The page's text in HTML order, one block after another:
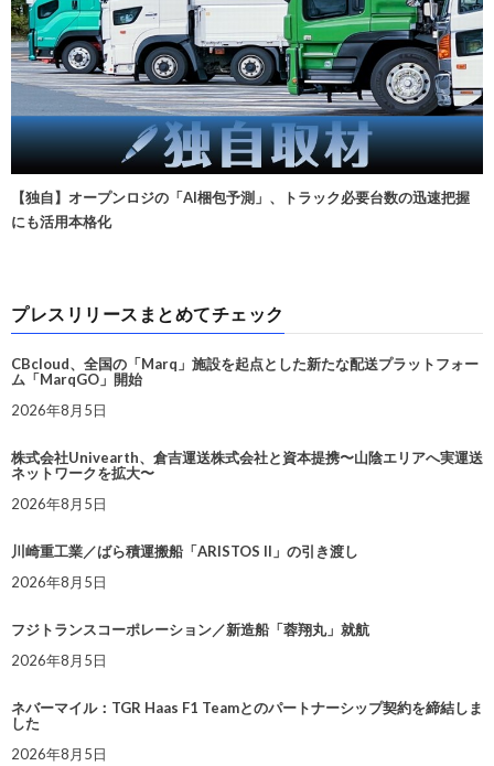
【独自】オープンロジの「AI梱包予測」、トラック必要台数の迅速把握
にも活用本格化
プレスリリースまとめてチェック
CBcloud、全国の「Marq」施設を起点とした新たな配送プラットフォー
ム「MarqGO」開始
2026年8月5日
株式会社Univearth、倉吉運送株式会社と資本提携〜山陰エリアへ実運送
ネットワークを拡大〜
2026年8月5日
川崎重工業／ばら積運搬船「ARISTOS II」の引き渡し
2026年8月5日
フジトランスコーポレーション／新造船「蓉翔丸」就航
2026年8月5日
ネバーマイル：TGR Haas F1 Teamとのパートナーシップ契約を締結しま
した
2026年8月5日